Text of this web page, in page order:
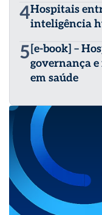
4Hospitais
inteligência
5 [e-book] –
governança
em saúde